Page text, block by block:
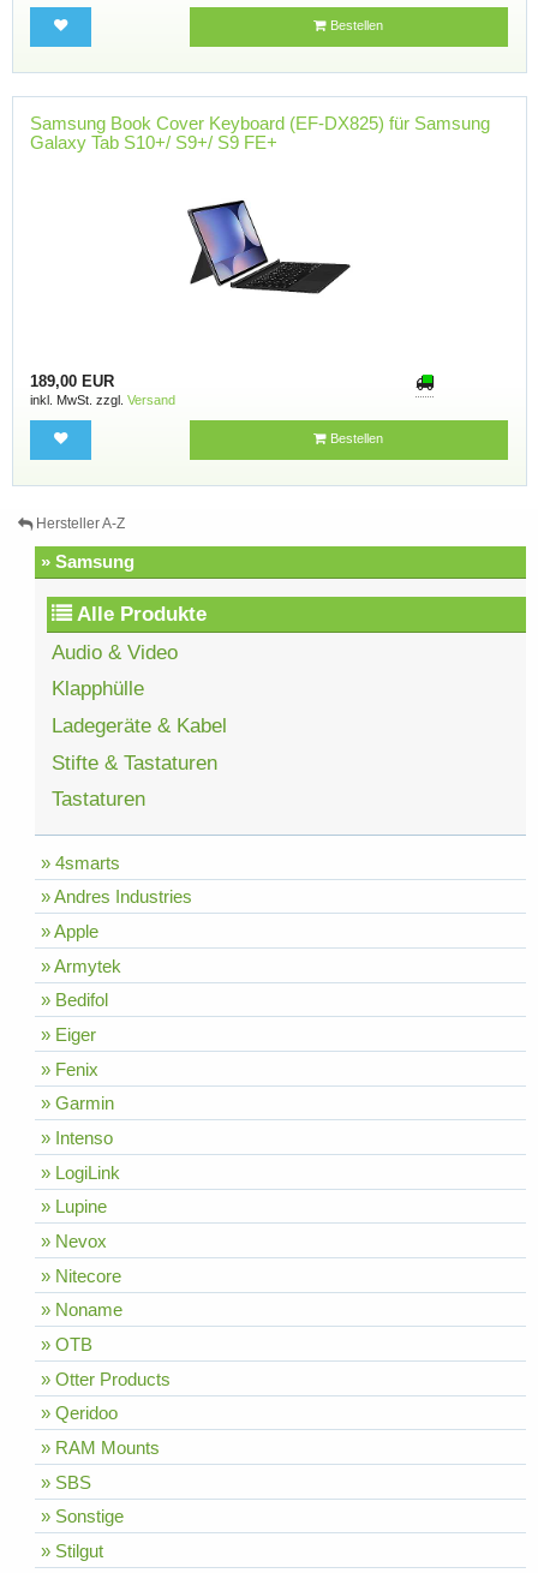
Bestellen
Samsung Book Cover Keyboard (EF-DX825) für Samsung
Galaxy Tab S10+/ S9+/ S9 FE+
189,00 EUR
inkl. MwSt. zzgl. Versand
Bestellen
Hersteller A-Z
» Samsung
Alle Produkte
Audio & Video
Klapphülle
Ladegeräte & Kabel
Stifte & Tastaturen
Tastaturen
» 4smarts
» Andres Industries
» Apple
» Armytek
» Bedifol
» Eiger
» Fenix
» Garmin
» Intenso
» LogiLink
» Lupine
» Nevox
» Nitecore
» Noname
» OTB
» Otter Products
» Qeridoo
» RAM Mounts
» SBS
» Sonstige
» Stilgut